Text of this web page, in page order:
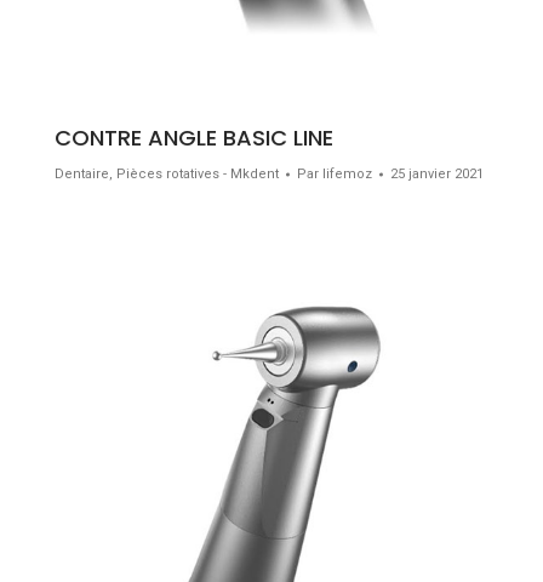
CONTRE ANGLE BASIC LINE
Dentaire, Pièces rotatives - Mkdent Par lifemoz 25 janvier 2021